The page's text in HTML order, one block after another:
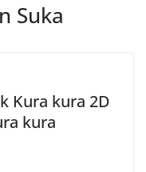
Suka
Kura kura 2D
kura